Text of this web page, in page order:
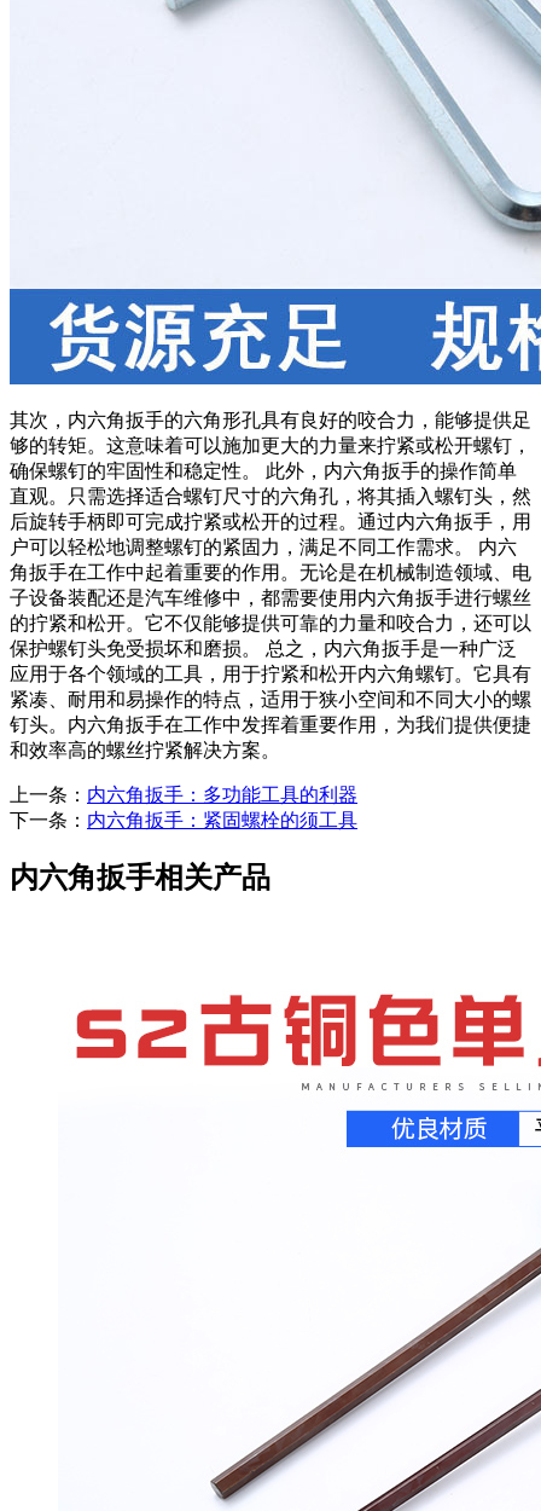
其次，内六角扳手的六角形孔具有良好的咬合力，能够提供足
够的转矩。这意味着可以施加更大的力量来拧紧或松开螺钉，
确保螺钉的牢固性和稳定性。 此外，内六角扳手的操作简单
直观。只需选择适合螺钉尺寸的六角孔，将其插入螺钉头，然
后旋转手柄即可完成拧紧或松开的过程。通过内六角扳手，用
户可以轻松地调整螺钉的紧固力，满足不同工作需求。 内六
角扳手在工作中起着重要的作用。无论是在机械制造领域、电
子设备装配还是汽车维修中，都需要使用内六角扳手进行螺丝
的拧紧和松开。它不仅能够提供可靠的力量和咬合力，还可以
保护螺钉头免受损坏和磨损。 总之，内六角扳手是一种广泛
应用于各个领域的工具，用于拧紧和松开内六角螺钉。它具有
紧凑、耐用和易操作的特点，适用于狭小空间和不同大小的螺
钉头。内六角扳手在工作中发挥着重要作用，为我们提供便捷
和效率高的螺丝拧紧解决方案。
上一条： 内六角扳手：多功能工具的利器
下一条： ​内六角扳手：紧固螺栓的须工具
内六角扳手相关产品